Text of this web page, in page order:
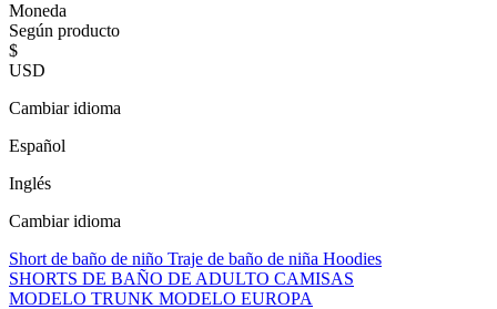
Moneda
Según producto
$
USD
Cambiar idioma
Español
Inglés
Cambiar idioma
Short de baño de niño Traje de baño de niña Hoodies
SHORTS DE BAÑO DE ADULTO CAMISAS
MODELO TRUNK MODELO EUROPA